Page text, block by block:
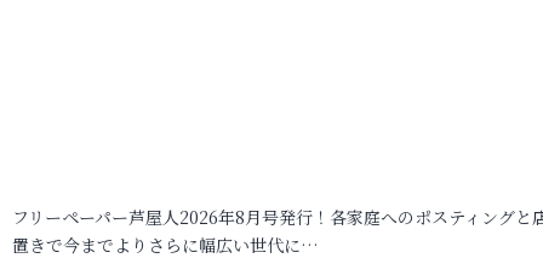
フリーペーパー芦屋人2026年8月号発行！各家庭へのポスティングと
置きで今までよりさらに幅広い世代に…